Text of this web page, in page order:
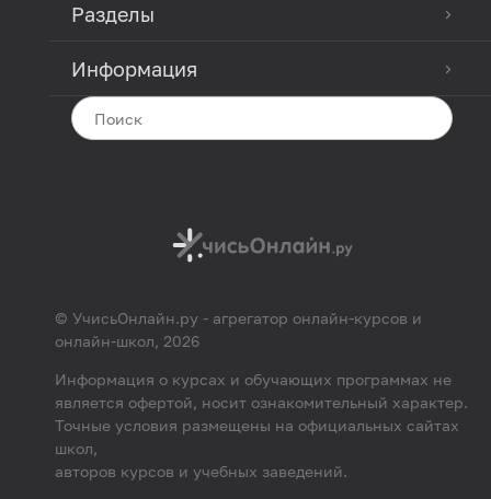
Разделы
Информация
© УчисьОнлайн.ру - агрегатор онлайн-курсов и
онлайн-школ, 2026
Информация о курсах и обучающих программах не
является офертой, носит ознакомительный характер.
Точные условия размещены на официальных сайтах
школ,
авторов курсов и учебных заведений.